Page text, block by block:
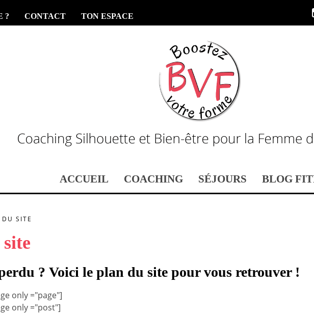
? CONTACT TON ESPACE
ACCUEIL COACHING SÉJOURS BLOG
DU SITE
? Voici le plan du site pour vous retrouver !
only ="page"]
only ="post"]